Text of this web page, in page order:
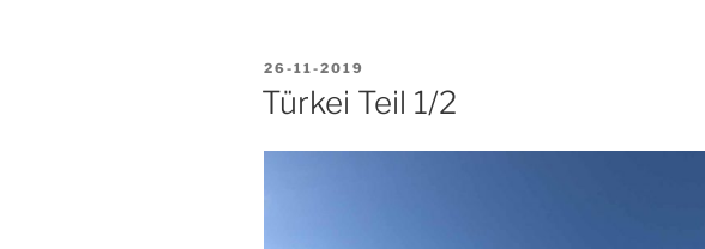
VERÖFFENTLICHT
AM
26-11-2019
Türkei Teil 1/2